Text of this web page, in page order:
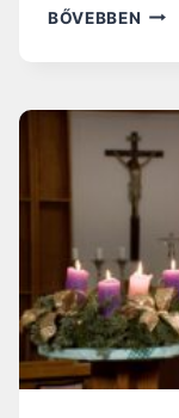
BŐVEBBEN